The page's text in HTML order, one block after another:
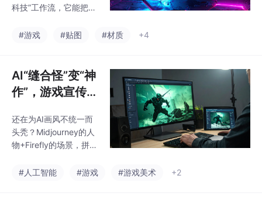
科技”工作流，它能把A
Substance 3D的工业
质”。
#游戏 #贴图 #材质 +4
AI“缝合怪”变“神
作”，游戏宣传图
还在为AI画风不统一而
头秃？Midjourney的人
物+Firefly的场景，拼一
作业！这套游戏大厂都
#人工智能 #游戏 #游戏美术 +2